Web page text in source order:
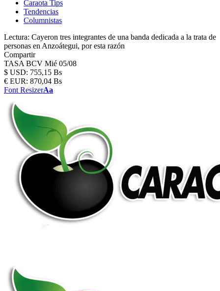
Caraota Tips
Tendencias
Columnistas
Lectura: Cayeron tres integrantes de una banda dedicada a la trata de
personas en Anzoátegui, por esta razón
Compartir
TASA BCV Mié 05/08
$ USD: 755,15 Bs
€ EUR: 870,04 Bs
Font ResizerAa